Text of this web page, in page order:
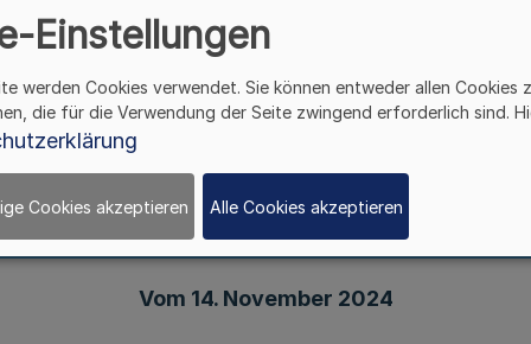
zur Änderung der Verordnung über die
für das Wintersemester 2024/2025
Vom 14. November 2024
Einstellungen
werden Cookies verwendet. Sie können entweder allen Cookies
die für die Verwendung der Seite zwingend erforderlich sind.
Cookies akzeptieren Alle Cookies akzeptieren